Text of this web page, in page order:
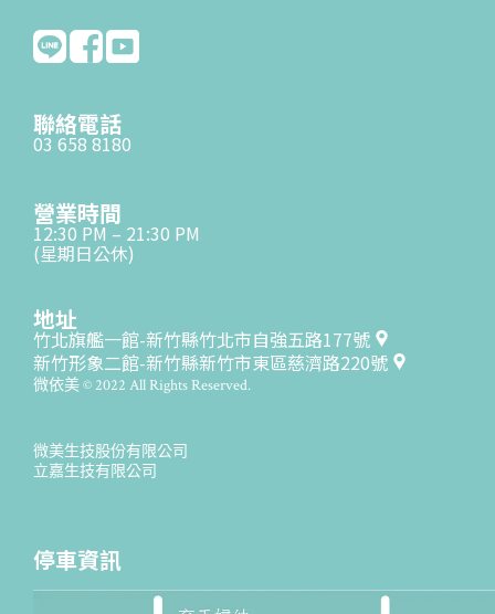
聯絡電話
03 658 8180
營業時間
12:30 PM – 21:30 PM
(星期日公休)
地址
竹北旗艦一館-新竹縣竹北市自強五路177號
新竹形象二館-新竹縣新竹市東區慈濟路220號
微依美 © 2022 All Rights Reserved.
微美生技股份有限公司
立嘉生技有限公司
停車資訊